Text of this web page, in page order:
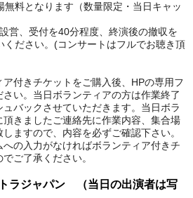
料となります（数量限定・当日キャッ
営、受付を40分程度、終演後の撤収を
ください。(コンサートはフルでお聴き頂
付きチケットをご購入後、HPの専用フ
い。当日ボランティアの方は作業終了
バックさせていただきます。当日ボラ
きましたご連絡先に作業内容、集合場
ますので、内容を必ずご確認下さい。
の入力がなければボランティア付きチ
ご了承ください。
ラジャパン （当日の出演者は写